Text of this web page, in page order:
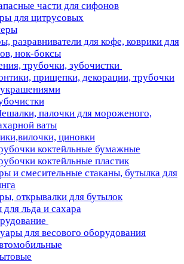
части для сифонов
для цитрусовых
разравниватели для кофе, коврики для
нок-боксы
трубочки, зубочистки
прищепки, декорации, трубочки
палочки для мороженого,
ваты
циновки
коктейльные бумажные
коктейльные пластик
и смесительные стаканы, бутылка для
открывалки для бутылок
льда и сахара
для весового оборудования